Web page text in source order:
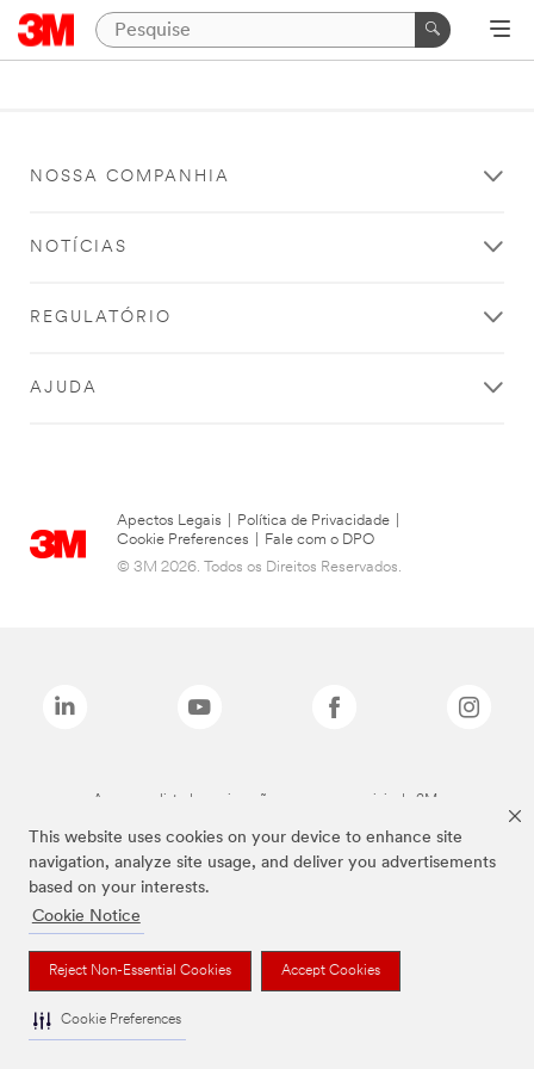
This website uses cookies on your device to enhance site
navigation, analyze site usage, and deliver you advertisements
based on your interests.
Cookie Notice
Reject Non-Essential Cookies Accept Cookies
Cookie Preferences
NOSSA COMPANHIA
NOTÍCIAS
REGULATÓRIO
AJUDA
Apectos Legais Política de Privacidade
Cookie Preferences
Fale com o DPO
© 3M 2026. Todos os Direitos Reservados.
As marcas listadas a cima são marcas comerciais da 3M.